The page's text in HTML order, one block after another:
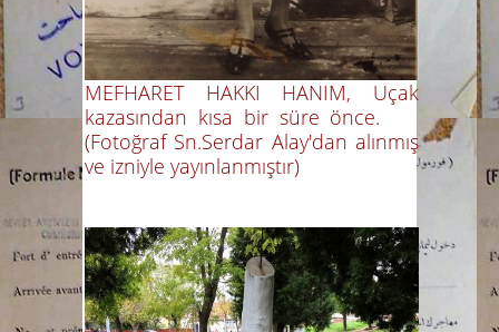
MEFHARET HAKKI HANIM, Uçak
kazasından kısa bir süre önce.
(Fotoğraf Sn.Serdar Alay'dan alınmış
ve izniyle yayınlanmıştır)